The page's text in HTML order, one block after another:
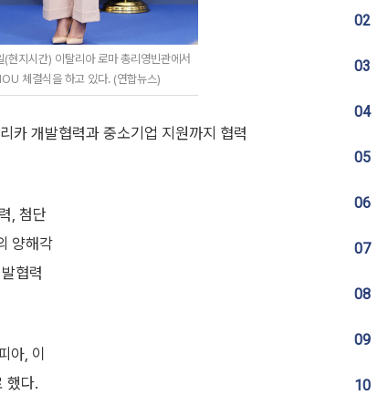
지시간) 이탈리아 로마 총리영빈관에서
체결식을 하고 있다. (연합뉴스)
카 개발협력과 중소기업 지원까지 협력
, 첨단
양해각
협력
아, 이
했다.
02
03
04
05
06
07
08
09
10